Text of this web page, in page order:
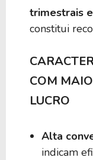
trimestrais
constitui
COM
LUCRO
Alta
indicam